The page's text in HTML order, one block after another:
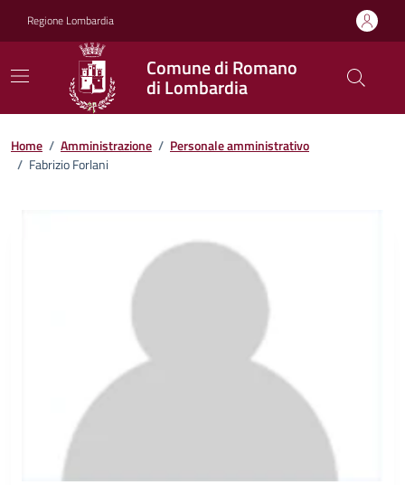
Regione Lombardia
Comune di Romano
di Lombardia
Home / Amministrazione / Personale amministrativo
/ Fabrizio Forlani